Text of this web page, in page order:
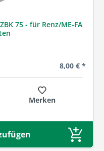
75 - für Renz/ME-FA
Regulärer
8,00 € *
Merken